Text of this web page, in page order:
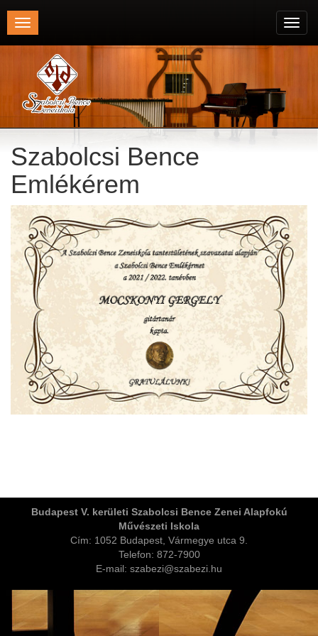
Toggle
navigation
Szabolcsi Bence
Emlékérem
Budapest V. kerületi Szabolcsi Bence Zenei Alapfokú
Művészeti Iskola
Cím: 1052 Budapest, Vármegye utca 9.
Telefon: 872-7900
E-mail: szabezi@szabezi.hu